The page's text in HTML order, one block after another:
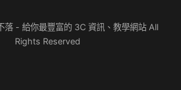
- 給你最豐富的 3C 資訊、教學網站 All
Rights Reserved